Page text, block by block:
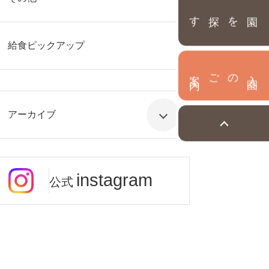
園を探す
給食ピックアップ
アーカイブ
公式 instagram